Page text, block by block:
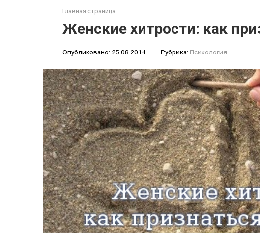
Главная страница
Женские хитрости: как
Опубликовано: 25.08.2014 Рубрика: Психология